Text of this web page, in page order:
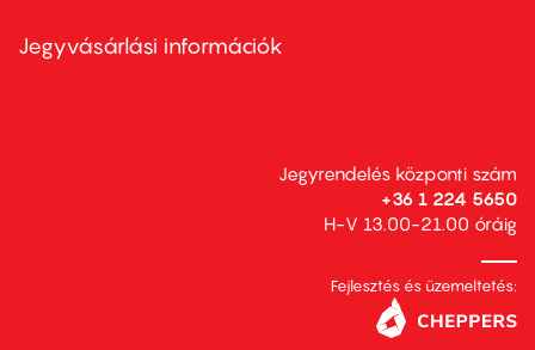
second
Jegyvásárlási információk
Jegyrendelés központi szám
+36 1 224 5650
H-V 13.00-21.00 óráig
Fejlesztés és üzemeltetés: